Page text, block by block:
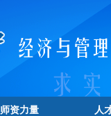
师资力量 人